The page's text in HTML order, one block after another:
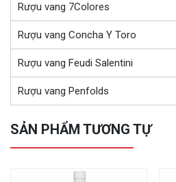
Rượu vang 7Colores
Rượu vang Concha Y Toro
Rượu vang Feudi Salentini
Rượu vang Penfolds
SẢN PHẨM TƯƠNG TỰ